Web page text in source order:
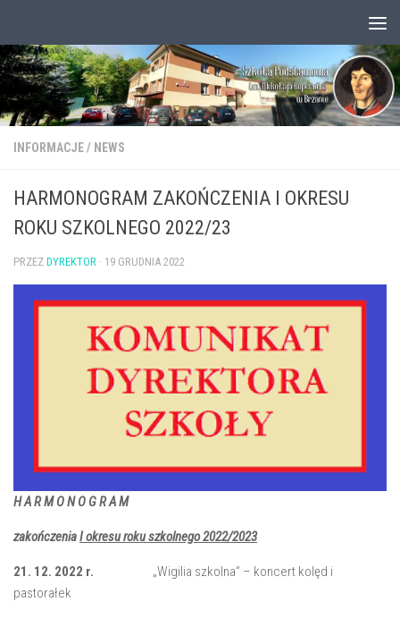
Otwórz pasek narzędzi
INFORMACJE/ NEWS
HARMONOGRAM ZAKOŃCZENIA I OKRESU
ROKU SZKOLNEGO 2022/23
PRZEZ DYREKTOR · 19 GRUDNIA 2022
H A R M O N O G R A M
zakończeniaI okresu roku szkolnego 2022/2023
21. 12. 2022 r. „Wigilia szkolna” – koncert kolęd i
pastorałek